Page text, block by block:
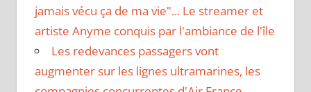
jamais vécu ça de ma vie"... Le streamer et
artiste Anyme conquis par l'ambiance de l'île
Les redevances passagers vont
augmenter sur les lignes ultramarines, les